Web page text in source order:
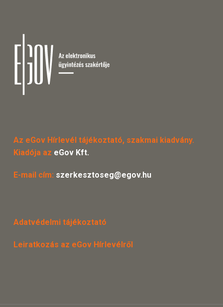
Az eGov Hírlevél tájékoztató, szakmai kiadvány.
Kiadója az eGov Kft.
E-mail cím: szerkesztoseg@egov.hu
Adatvédelmi tájékoztató
Leiratkozás az eGov Hírlevélről